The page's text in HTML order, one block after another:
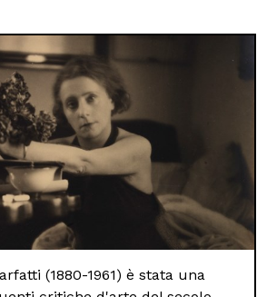
(1880-1961) è stata una